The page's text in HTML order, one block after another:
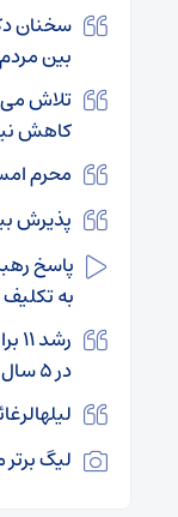
سخنان
بین
تلاش
کاهش
محرم
پذیرش
پاسخ
به تکلیف
در ۵ سال
لیگ